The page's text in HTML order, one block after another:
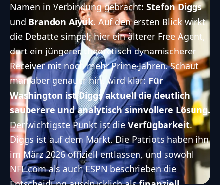
Namen in Verbindung gebracht: Stefon Diggs
und Brandon Aiyuk. Auf den ersten Blick wirkt
die Debatte simpel; hier ein älterer Free Agent,
dort ein jüngerer, theoretisch dynamischerer
Receiver mit noch mehr Prime-Jahren. Schaut
man aber genauer hin, wird klar: Für
Washington ist Diggs aktuell die deutlich
sauberere und analytisch sinnvollere Lösung.
Der wichtigste Punkt ist dieVerfügbarkeit.
Diggs ist auf dem Markt. Die Patriots haben ihn
im März 2026 offiziellentlassen, und sowohl
NFL.com als auch ESPN beschrieben die